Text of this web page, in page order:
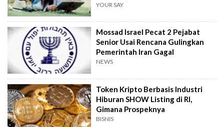
YOUR SAY
Mossad Israel Pecat 2 Pejabat
Senior Usai Rencana Gulingkan
Pemerintah Iran Gagal
NEWS
Token Kripto Berbasis Industri
Hiburan SHOW Listing di RI,
Gimana Prospeknya
BISNIS